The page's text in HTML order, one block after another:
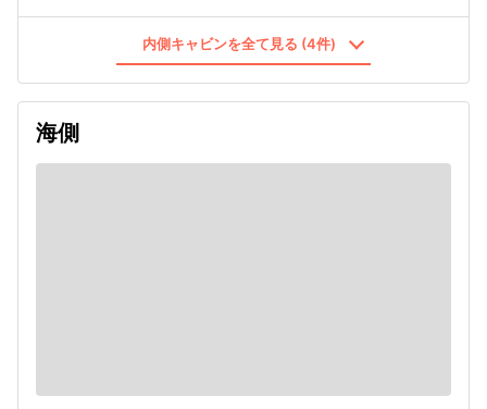
内側キャビンを全て見る (4件)
海側